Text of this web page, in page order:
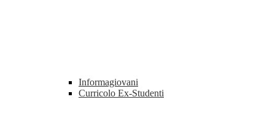
Informagiovani
Curricolo Ex-Studenti